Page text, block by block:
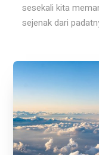
sesekali kita
sejenak dari